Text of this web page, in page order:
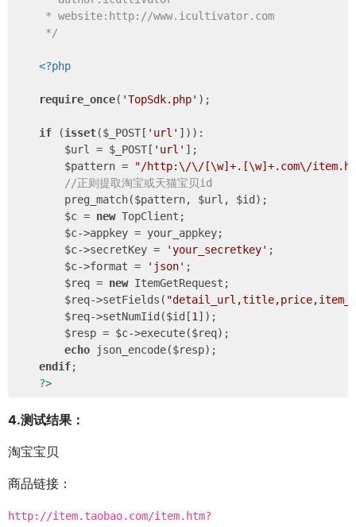
     * website:http://www.icultivator.com
     */
<?php
require_once( 'TopSdk.php' );
if (isset($_POST[ 'url' ])):
        $url = $_POST[
'url' ];
        $pattern =
"/http:\/\/[\w]+.[\w]+.com\/
//正则提取淘宝或天猫宝贝id
        preg_match($pattern, $url, $id);
        $c =
new TopClient;
        $c->appkey = your_appkey;
        $c->secretKey =
'your_secretkey' ;
        $c->format =
'json' ;
        $req =
new ItemGetRequest;
        $req->setFields(
        $req->setNumIid($id[
1 ]);
        $resp = $c->execute($req);
echo json_encode($resp);
endif;
?>
4.测试结果：
淘宝宝贝
商品链接：
http://item.taobao.com/item.htm?